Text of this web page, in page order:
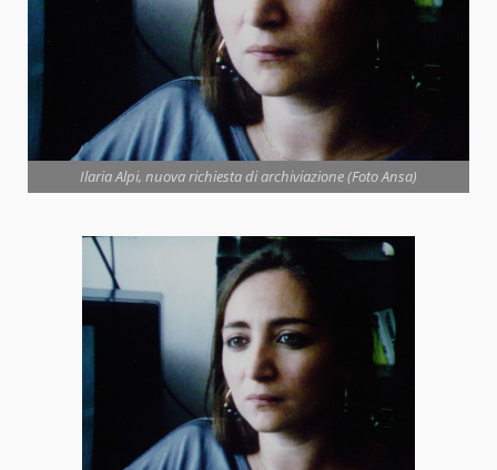
Ilaria Alpi, nuova richiesta di archiviazione (Foto Ansa)